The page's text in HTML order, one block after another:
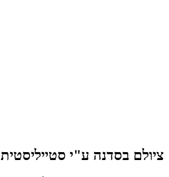
ציולם בסדנה ע"י סטייליסטית